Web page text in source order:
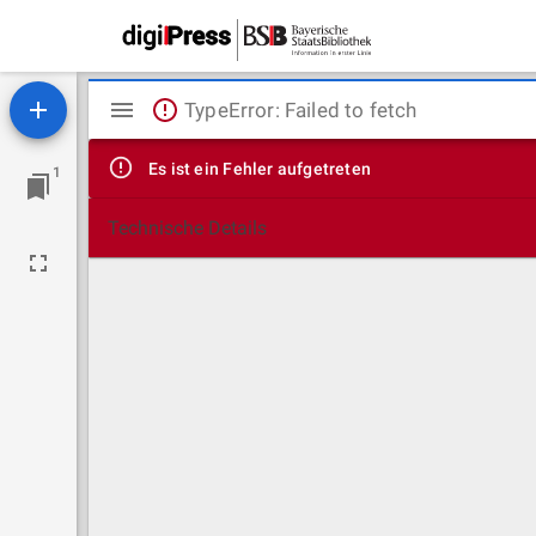
1
Mirador
Viewer
TypeError: Failed to fetch
Es ist ein Fehler aufgetreten
Technische Details